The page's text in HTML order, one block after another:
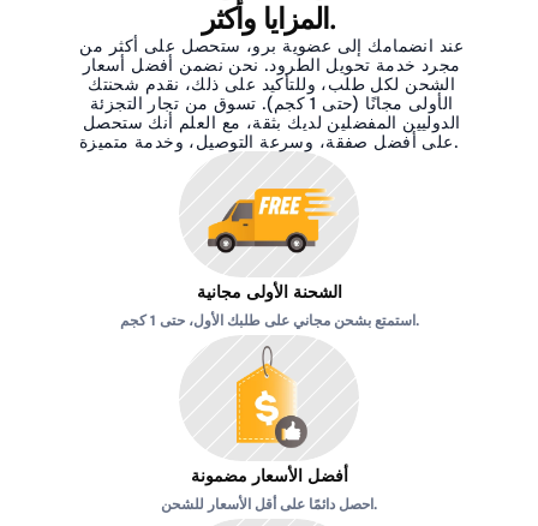
المزايا وأكثر.
على أفضل صفقة، وسرعة التوصيل، وخدمة متميزة.
الشحنة الأولى مجانية
استمتع بشحن مجاني على طلبك الأول، حتى 1 كجم.
أفضل الأسعار مضمونة
احصل دائمًا على أقل الأسعار للشحن.